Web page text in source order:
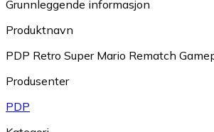
Grunnleggende informasjon
Produktnavn
PDP Retro Super Mario Rematch
Produsenter
PDP